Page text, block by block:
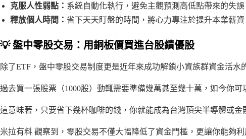
克服人性弱點： 系統自動化執行，避免主觀預測高低點帶來的失誤
釋放個人時間： 省下天天盯盤的時間，將心力專注於提升本業薪資
💡 盤中零股交易：用銅板價買進台股績優股
除了ETF，盤中零股交易制度更是近年來成功解鎖小資族群資金活水
過去買一張股票（1000股）動輒需要準備幾萬甚至幾十萬，如今你
這意味著，只要省下幾杯咖啡的錢，你就能成為台灣頂尖半導體或金
米拉有料 觀察到，零股交易不僅大幅降低了資金門檻，更讓你能夠